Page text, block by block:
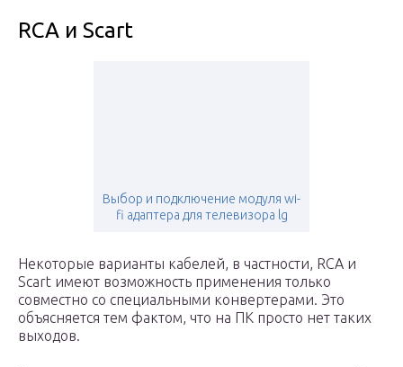
RCA и Scart
Выбор и подключение модуля wi-
fi адаптера для телевизора lg
Некоторые варианты кабелей, в частности, RCA и
Scart имеют возможность применения только
совместно со специальными конвертерами. Это
объясняется тем фактом, что на ПК просто нет таких
выходов.